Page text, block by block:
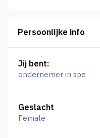
Persoonlijke info
Jij bent:
ondernemer in spe
Geslacht
Female